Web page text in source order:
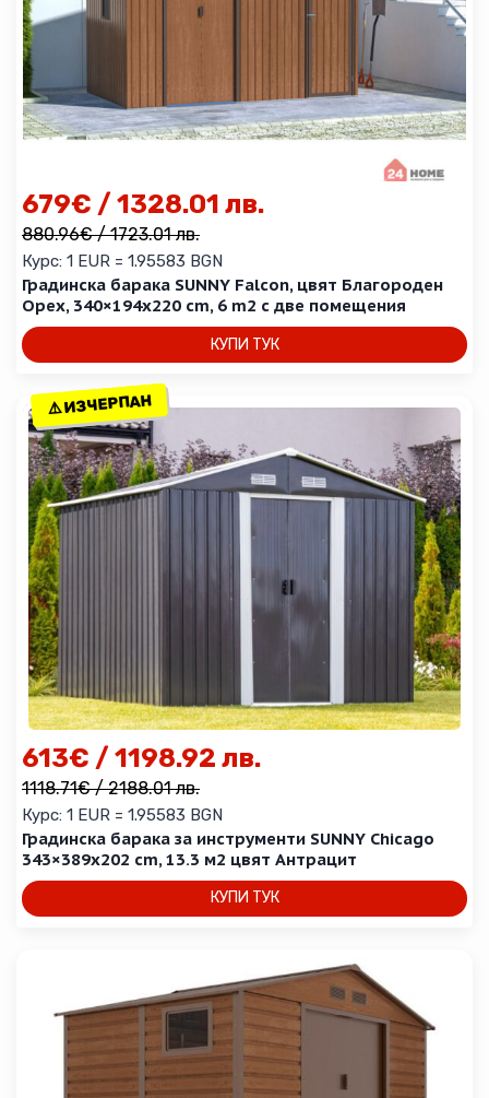
Градинска барака SUNNY Falcon, цвят Благороден
Орех, 340×194х220 cm, 6 m2 с две помещения
880.96€/ 1723.01 лв.
679€ / 1328.01 лв.
Курс: 1 EUR = 1.95583 BGN
КУПИ ТУК
⚠️ ИЗЧЕРПАН
⚠️ ИЗЧЕРПАН
Градинска барака за инструменти SUNNY Chicago
343×389х202 cm, 13.3 м2 цвят Антрацит
1118.71€/ 2188.01 лв.
613€ / 1198.92 лв.
Курс: 1 EUR = 1.95583 BGN
КУПИ ТУК